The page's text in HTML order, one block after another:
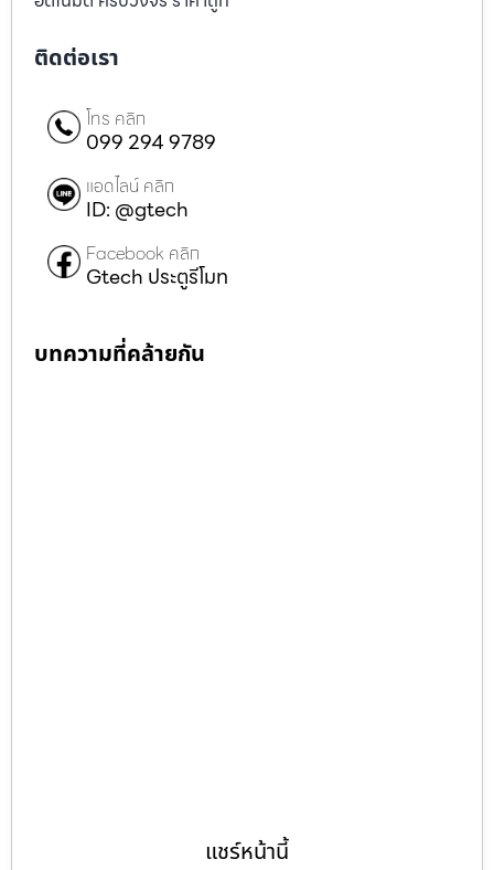
ติดต่อเรา
โทร คลิก
099 294 9789
แอดไลน์ คลิก
ID: @gtech
Facebook คลิก
Gtech ประตูรีโมท
บทความที่คล้ายกัน
แชร์หน้านี้